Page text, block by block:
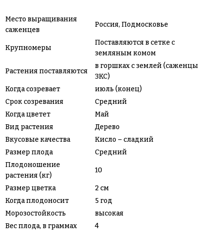
Место выращивания
саженцев
Россия, Подмосковье
Крупномеры
Поставляются в сетке с
земляным комом
Растения поставляются
в горшках с землей (саженцы
ЗКС)
Когда созревает
июль (конец)
Срок созревания
Средний
Когда цветет
Май
Вид растения
Дерево
Вкусовые качества
Кисло – сладкий
Размер плода
Средний
Плодоношение
растения (кг)
10
Размер цветка
2 см
Когда плодоносит
5 год
Морозостойкость
высокая
Вес плода, в граммах
4